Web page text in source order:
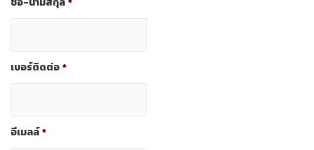
เบอร์ติดต่อ*
อีเมลล์*